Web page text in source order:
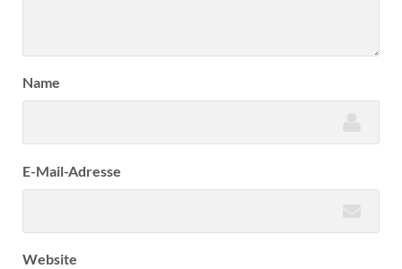
Name
E-Mail-Adresse
Website